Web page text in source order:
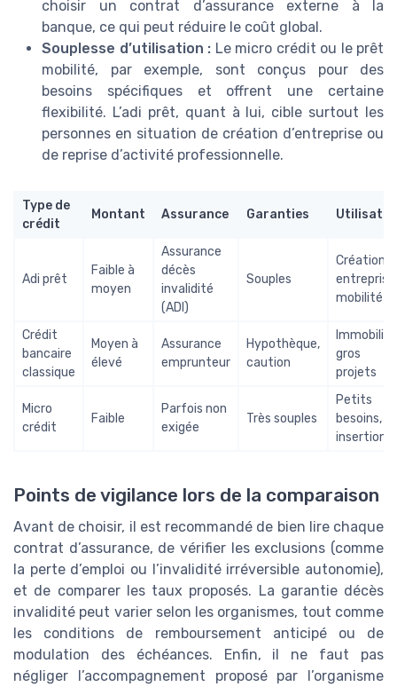
choisir un contrat d’assurance externe à la
banque, ce qui peut réduire le coût global.
Souplesse d’utilisation : Le micro crédit ou le prêt
mobilité, par exemple, sont conçus pour des
besoins spécifiques et offrent une certaine
flexibilité. L’adi prêt, quant à lui, cible surtout les
personnes en situation de création d’entreprise ou
de reprise d’activité professionnelle.
Type de
crédit
Montant Assurance Garanties
Adi prêt
Faible à
moyen
Assurance
décès
invalidité
(ADI)
Souples
Création
entreprise,
mobilité
Crédit
bancaire
classique
Moyen à
élevé
Assurance
emprunteur
Hypothèque,
caution
Immobilier,
gros
projets
Micro
crédit
Faible
Parfois non
exigée
Très souples
Petits
besoins,
insertion
Points de vigilance lors de la comparaison
Avant de choisir, il est recommandé de bien lire chaque
contrat d’assurance, de vérifier les exclusions (comme
la perte d’emploi ou l’invalidité irréversible autonomie),
et de comparer les taux proposés. La garantie décès
invalidité peut varier selon les organismes, tout comme
les conditions de remboursement anticipé ou de
modulation des échéances. Enfin, il ne faut pas
négliger l’accompagnement proposé par l’organisme